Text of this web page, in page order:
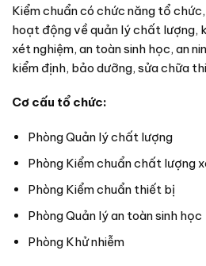
Kiểm chuẩn có chức năng tổ
hoạt động về quản lý chất lượng,
xét nghiệm, an toàn sinh học, an
kiểm định, bảo dưỡng, sửa chữa
Cơ cấu tổ chức:
Phòng Quản lý chất lượng
Phòng Kiểm chuẩn chất lượng
Phòng Kiểm chuẩn thiết bị
Phòng Quản lý an toàn sinh học
Phòng Khử nhiễm